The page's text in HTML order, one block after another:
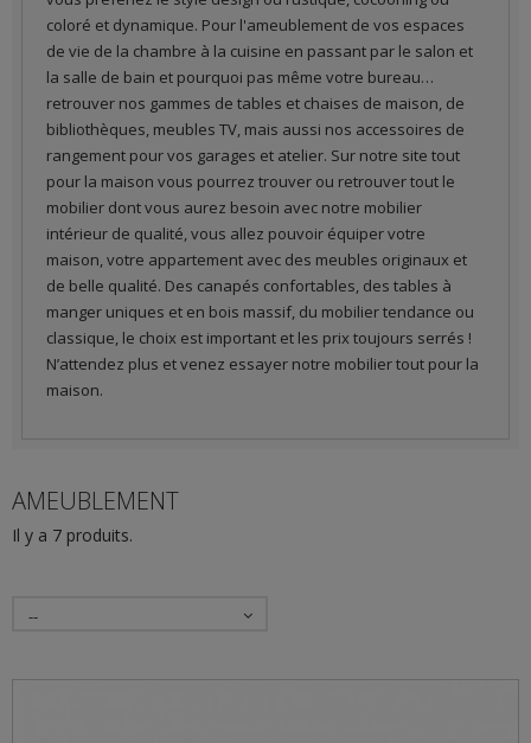
coloré et dynamique. Pour l'ameublement de vos espaces
de vie de la chambre à la cuisine en passant par le salon et
la salle de bain et pourquoi pas même votre bureau…
retrouver nos gammes de tables et chaises de maison, de
bibliothèques, meubles TV, mais aussi nos accessoires de
rangement pour vos garages et atelier. Sur notre site tout
pour la maison vous pourrez trouver ou retrouver tout le
mobilier dont vous aurez besoin avec notre mobilier
intérieur de qualité, vous allez pouvoir équiper votre
maison, votre appartement avec des meubles originaux et
de belle qualité. Des canapés confortables, des tables à
manger uniques et en bois massif, du mobilier tendance ou
classique, le choix est important et les prix toujours serrés !
N’attendez plus et venez essayer notre mobilier tout pour la
maison.
AMEUBLEMENT
Il y a 7 produits.
--